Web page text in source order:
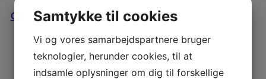
OpenSamtykke til cookies
Vi og vores samarbejdspartnere bruger
teknologier, herunder cookies, til at
indsamle oplysninger om dig til forskellige